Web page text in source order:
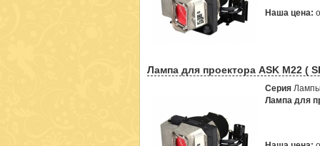
Наша цена:
Лампа для проектора ASK M22 (
Серия
Лампа для